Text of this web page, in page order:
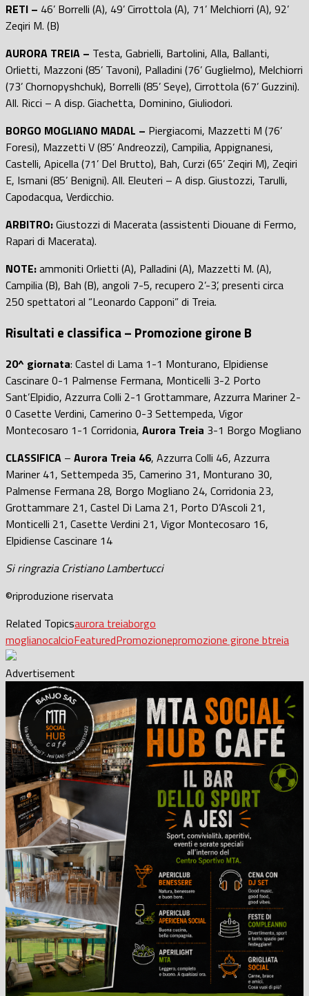
RETI – 46’ Borrelli (A), 49’ Cirrottola (A), 71’ Melchiorri (A), 92’
Zeqiri M. (B)
AURORA TREIA – Testa, Gabrielli, Bartolini, Alla, Ballanti,
Orlietti, Mazzoni (85’ Tavoni), Palladini (76’ Guglielmo), Melchiorri
(73’ Chornopyshchuk), Borrelli (85’ Seye), Cirrottola (67’ Guzzini).
All. Ricci – A disp. Giachetta, Dominino, Giuliodori.
BORGO MOGLIANO MADAL – Piergiacomi, Mazzetti M (76’
Foresi), Mazzetti V (85’ Andreozzi), Campilia, Appignanesi,
Castelli, Apicella (71’ Del Brutto), Bah, Curzi (65’ Zeqiri M), Zeqiri
E, Ismani (85’ Benigni). All. Eleuteri – A disp. Giustozzi, Tarulli,
Capodacqua, Verdicchio.
ARBITRO:Giustozzi di Macerata (assistenti Diouane di Fermo,
Rapari di Macerata).
NOTE:ammoniti Orlietti (A), Palladini (A), Mazzetti M. (A),
Campilia (B), Bah (B), angoli 7-5, recupero 2’-3’, presenti circa
250 spettatori al “Leonardo Capponi” di Treia.
Risultati e classifica – Promozione girone B
20^ giornata: Castel di Lama 1-1 Monturano, Elpidiense
Cascinare 0-1 Palmense Fermana, Monticelli 3-2 Porto
Sant’Elpidio, Azzurra Colli 2-1 Grottammare, Azzurra Mariner 2-
0 Casette Verdini, Camerino 0-3 Settempeda, Vigor
Montecosaro 1-1 Corridonia, Aurora Treia 3-1 Borgo Mogliano
CLASSIFICA – Aurora Treia 46, Azzurra Colli 46, Azzurra
Mariner 41, Settempeda 35, Camerino 31, Monturano 30,
Palmense Fermana 28, Borgo Mogliano 24, Corridonia 23,
Grottammare 21, Castel Di Lama 21, Porto D’Ascoli 21,
Monticelli 21, Casette Verdini 21, Vigor Montecosaro 16,
Elpidiense Cascinare 14
Si ringrazia Cristiano Lambertucci
©riproduzione riservata
Related Topicsaurora treiaborgo
moglianocalcioFeaturedPromozionepromozione girone btreia
Advertisement